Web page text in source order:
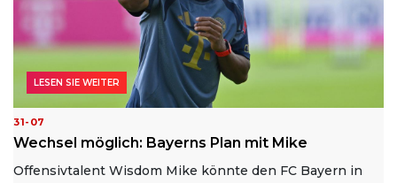
31-07
Wechsel möglich: Bayerns Plan mit Mike
Offensivtalent Wisdom Mike könnte den FC Bayern in
LESEN SIE WEITER